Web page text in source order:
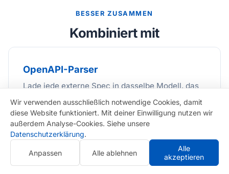
BESSER ZUSAMMEN
Kombiniert mit
OpenAPI-Parser
Lade jede externe Spec in dasselbe Modell, das
auch der Server nutzt — gleiche Validierung,
gleiches Typsystem, gleiche Security-Primitive.
Wir verwenden ausschließlich notwendige Cookies, damit
diese Website funktioniert. Mit deiner Einwilligung nutzen wir
außerdem Analyse-Cookies. Siehe unsere
Datenschutzerklärung.
Anpassen Alle ablehnen
Alle
akzeptieren